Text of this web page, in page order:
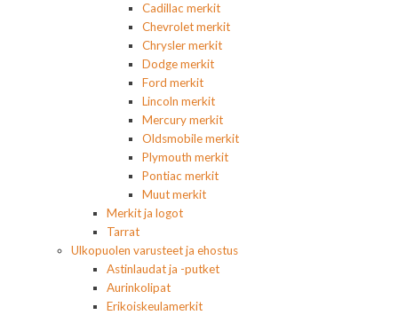
Cadillac merkit
Chevrolet merkit
Chrysler merkit
Dodge merkit
Ford merkit
Lincoln merkit
Mercury merkit
Oldsmobile merkit
Plymouth merkit
Pontiac merkit
Muut merkit
Merkit ja logot
Tarrat
Ulkopuolen varusteet ja ehostus
Astinlaudat ja -putket
Aurinkolipat
Erikoiskeulamerkit